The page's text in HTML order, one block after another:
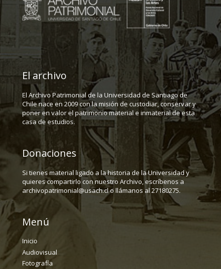
El archivo
El Archivo Patrimonial de la Universidad de Santiago de
Chile nace en 2009 con la misión de custodiar, conservar y
poner en valor el patrimonio material e inmaterial de esta
casa de estudios.
Donaciones
Si tienes material ligado a la historia de la Universidad y
quieres compartirlo con nuestro Archivo, escríbenos a
archivopatrimonial@usach.cl o llámanos al 27180275.
Menú
Inicio
Audiovisual
Fotografía